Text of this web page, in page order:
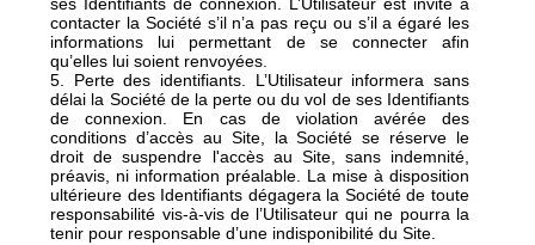
contacter la Société s’il n’a pas reçu ou s’il a égaré les
informations lui permettant de se connecter afin
qu’elles lui soient renvoyées.
5. Perte des identifiants. L’Utilisateur informera sans
délai la Société de la perte ou du vol de ses Identifiants
de connexion. En cas de violation avérée des
conditions d’accès au Site, la Société se réserve le
droit de suspendre l'accès au Site, sans indemnité,
préavis, ni information préalable. La mise à disposition
ultérieure des Identifiants dégagera la Société de toute
responsabilité vis-à-vis de l’Utilisateur qui ne pourra la
tenir pour responsable d’une indisponibilité du Site.